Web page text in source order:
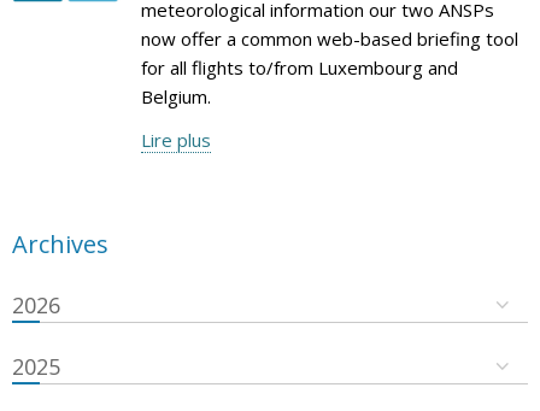
meteorological information our two ANSPs
now offer a common web-based briefing tool
for all flights to/from Luxembourg and
Belgium.
Lire plus
Archives
2026
2025